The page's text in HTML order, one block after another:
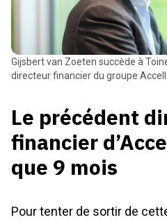
Gijsbert van Zoeten succède à Toine van Doremalen en tant que
directeur financier du groupe Accell
Le précédent
financier
que 9 mois
Pour tenter de sortir de